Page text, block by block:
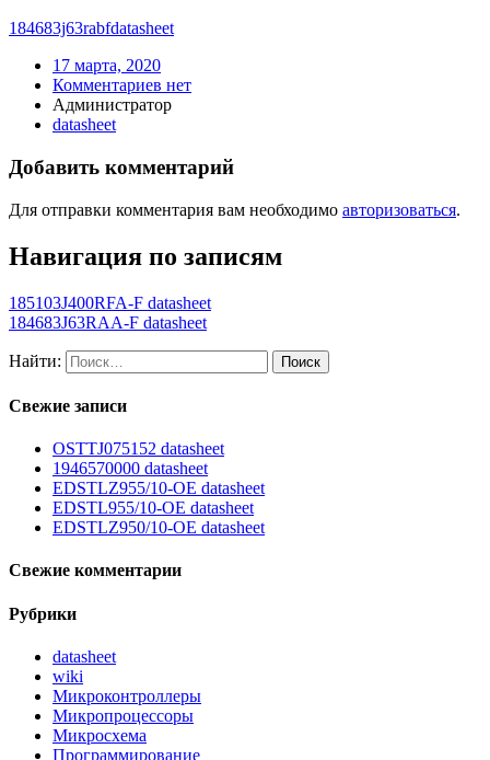
184683j63rabfdatasheet
17 марта, 2020
Комментариев нет
Администратор
datasheet
Добавить комментарий
Для отправки комментария вам необходимо авторизоваться.
Навигация по записям
185103J400RFA-F datasheet
184683J63RAA-F datasheet
Найти:
Свежие записи
OSTTJ075152 datasheet
1946570000 datasheet
EDSTLZ955/10-OE datasheet
EDSTL955/10-OE datasheet
EDSTLZ950/10-OE datasheet
Свежие комментарии
Рубрики
datasheet
wiki
Микроконтроллеры
Микропроцессоры
Микросхема
Программирование